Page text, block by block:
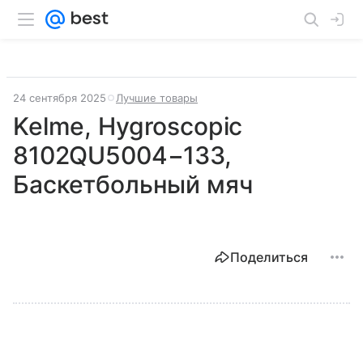
24 сентября 2025 Лучшие товары
Kelme, Hygroscopic
8102QU5004−133,
Баскетбольный мяч
Поделиться